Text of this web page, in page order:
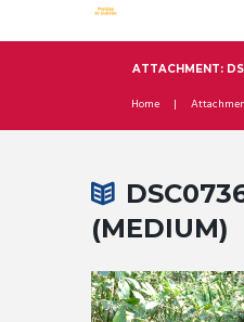
ATTACHMENT:
Home
(MEDIUM)